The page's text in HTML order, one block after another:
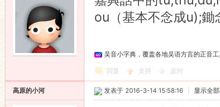
ou（基本不念成u);
吴音小字典，覆盖各地吴语方言的正音
回复 支持 反对
高原的小河 发表于 2016-3-14 15:58:16 显示全